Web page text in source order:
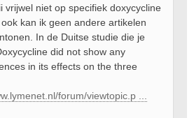
vrijwel niet op specifiek doxycycline
ook kan ik geen andere artikelen
In de Duitse studie die je
did not show any
in its effects on the three
forum/viewtopic.p ...